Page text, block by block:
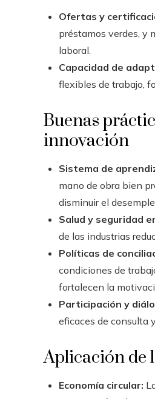
Ofertas y
préstamos verdes, y
laboral.
Capacidad de
flexibles de trabajo,
Buenas
innovación
Sistema de
mano de obra bien
disminuir el
Salud y seguridad
de las industrias
Políticas de
condiciones de
fortalecen la
Participación y
eficaces de consulta
Aplicación de
Economía circular: